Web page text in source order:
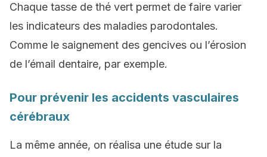
Chaque tasse de thé vert permet de faire varier
les indicateurs des maladies parodontales.
Comme le saignement des gencives ou l’érosion
de l’émail dentaire, par exemple.
Pour prévenir les accidents vasculaires
cérébraux
La même année, on réalisa une étude sur la